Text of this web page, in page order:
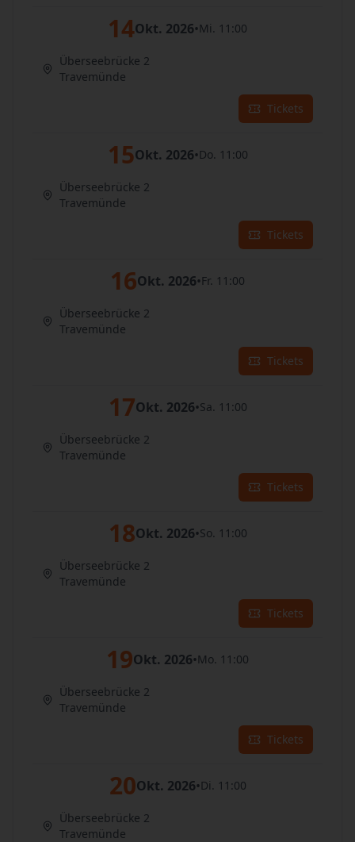
14Okt. 2026•Mi. 11:00
Überseebrücke 2
Travemünde
Tickets
15Okt. 2026•Do. 11:00
Überseebrücke 2
Travemünde
Tickets
16Okt. 2026•Fr. 11:00
Überseebrücke 2
Travemünde
Tickets
17Okt. 2026•Sa. 11:00
Überseebrücke 2
Travemünde
Tickets
18Okt. 2026•So. 11:00
Überseebrücke 2
Travemünde
Tickets
19Okt. 2026•Mo. 11:00
Überseebrücke 2
Travemünde
Tickets
20Okt. 2026•Di. 11:00
Überseebrücke 2
Travemünde